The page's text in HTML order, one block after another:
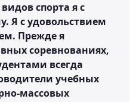
спорта я с
Я с удовольствием
Прежде я
соревнованиях,
всегда
учебных
массовых